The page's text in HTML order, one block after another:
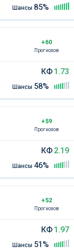
Шансы 85%
+60
Прогнозов
КФ 1.73
Шансы 58%
+59
Прогнозов
КФ 2.19
Шансы 46%
+52
Прогнозов
КФ 1.97
Шансы 51%